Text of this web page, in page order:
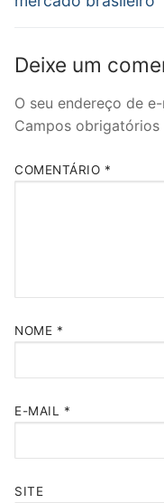
Deixe um
O seu endereço de
Campos
COMENTÁRIO *
NOME *
E-MAIL *
SITE